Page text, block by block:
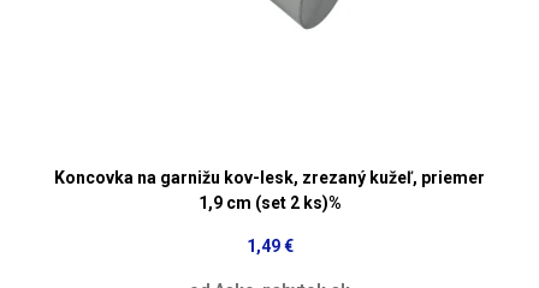
Koncovka na garnižu kov-lesk, zrezaný kužeľ, priemer
1,9 cm (set 2 ks)%
1,49 €